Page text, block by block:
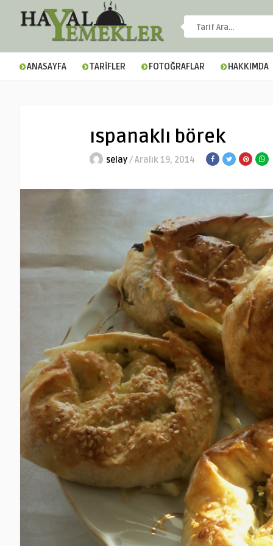
▼
ANASAYFA TARİFLER FOTOĞRAFLAR HAKKIMDA
ıspanaklı börek
selay/ Aralık 19, 2014